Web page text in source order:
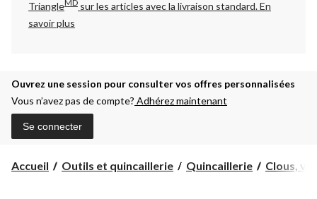
TriangleMD sur les articles avec la livraison standard.En
savoir plus
Ouvrez une session pour consulter vos offres personnalisées
Vous n’avez pas de compte? Adhérez maintenant
Se connecter
Accueil Outils et quincaillerie Quincaillerie Clous,